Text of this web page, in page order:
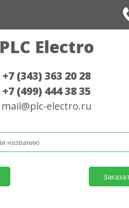
PLC Electro
+7 (343) 363 20 28
+7 (499) 444 38 35
mail@plc-electro.ru